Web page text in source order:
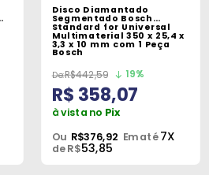
Disco Diamantado
Segmentado Bosch
Standard for Universal
Multimaterial 350 x 25,4 x
3,3 x 10 mm com 1 Peça
Bosch
R$442,59 19%
R$ 358,07
à vista no Pix
Ou R$376,92 Em até7X
de R$53,85